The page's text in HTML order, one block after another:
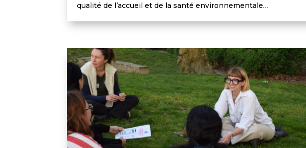
qualité de l’accueil et de la santé environnementale…